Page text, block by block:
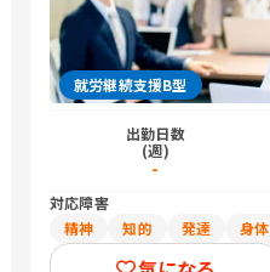
就労継続支援B型
出勤日数
(週)
-
対応障害
精神
知的 発達 身体